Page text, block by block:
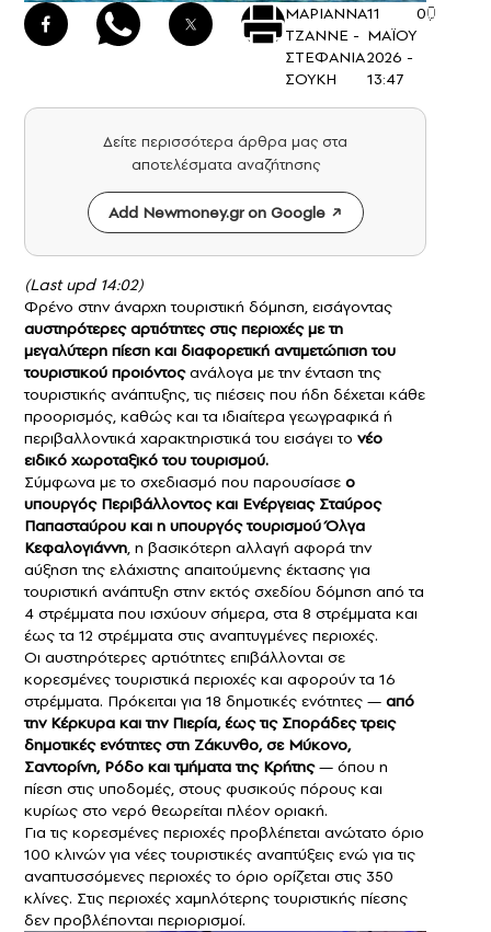
ΜΑΡΙΑΝΝΑ
ΤΖΑΝΝΕ -
ΣΤΕΦΑΝΙΑ
ΣΟΥΚΗ
11
ΜΑΪΟΥ
2026 -
13:47
0
Δείτε περισσότερα άρθρα μας στα
αποτελέσματα αναζήτησης
Add Newmoney.gr on Google
(Last upd 14:02)
Φρένο στην άναρχη τουριστική δόμηση, εισάγοντας
αυστηρότερες αρτιότητες στις περιοχές με τη
μεγαλύτερη πίεση και διαφορετική αντιμετώπιση του
τουριστικού προιόντοςανάλογα με την ένταση της
τουριστικής ανάπτυξης, τις πιέσεις που ήδη δέχεται κάθε
προορισμός, καθώς και τα ιδιαίτερα γεωγραφικά ή
περιβαλλοντικά χαρακτηριστικά του εισάγει το νέο
ειδικό χωροταξικό του τουρισμού.
Σύμφωνα με το σχεδιασμό που παρουσίασε ο
υπουργός Περιβάλλοντος και Ενέργειας Σταύρος
Παπασταύρου και η υπουργός τουρισμού Όλγα
Κεφαλογιάννη, η βασικότερη αλλαγή αφορά την
αύξηση της ελάχιστης απαιτούμενης έκτασης για
τουριστική ανάπτυξη στην εκτός σχεδίου δόμηση από τα
4 στρέμματα που ισχύουν σήμερα, στα 8 στρέμματα και
έως τα 12 στρέμματα στις αναπτυγμένες περιοχές.
Οι αυστηρότερες αρτιότητες επιβάλλονται σε
κορεσμένες τουριστικά περιοχές και αφορούν τα 16
στρέμματα. Πρόκειται για 18 δημοτικές ενότητες — από
την Κέρκυρα και την Πιερία, έως τις Σποράδες τρεις
δημοτικές ενότητες στη Ζάκυνθο, σε Μύκονο,
Σαντορίνη, Ρόδο και τμήματα της Κρήτης— όπου η
πίεση στις υποδομές, στους φυσικούς πόρους και
κυρίως στο νερό θεωρείται πλέον οριακή.
Για τις κορεσμένες περιοχές προβλέπεται ανώτατο όριο
100 κλινών για νέες τουριστικές αναπτύξεις ενώ για τις
αναπτυσσόμενες περιοχές το όριο ορίζεται στις 350
κλίνες. Στις περιοχές χαμηλότερης τουριστικής πίεσης
δεν προβλέπονται περιορισμοί.